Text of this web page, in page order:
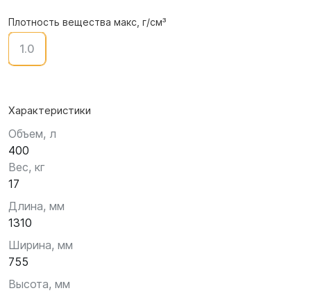
Плотность вещества макс, г/см³
1.0
Характеристики
Объем, л
400
Вес, кг
17
Длина, мм
1310
Ширина, мм
755
Высота, мм